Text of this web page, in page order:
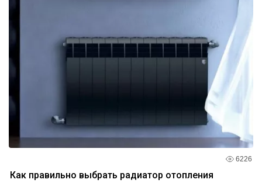
6226
Как правильно выбрать радиатор отопления